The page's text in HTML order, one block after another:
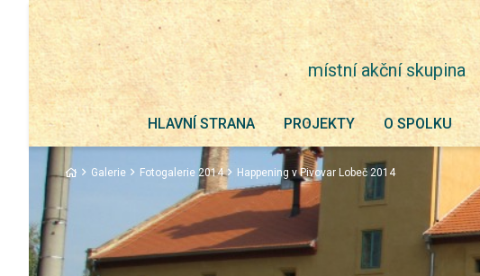
místní akční skupina
HLAVNÍ STRANA PROJEKTY O SPOLKU
Galerie Fotogalerie 2014 Happening v Pivovar Lobeč 2014